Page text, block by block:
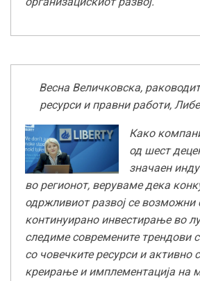
Весна Величковска,
ресурси и правни работи,
Како
од шест
значаен
во регионот, веруваме дека
одржливиот развој се возможни
континуирано инвестирање во
следиме современите трендови
со човечките ресурси и активно
креирање и имплементација на